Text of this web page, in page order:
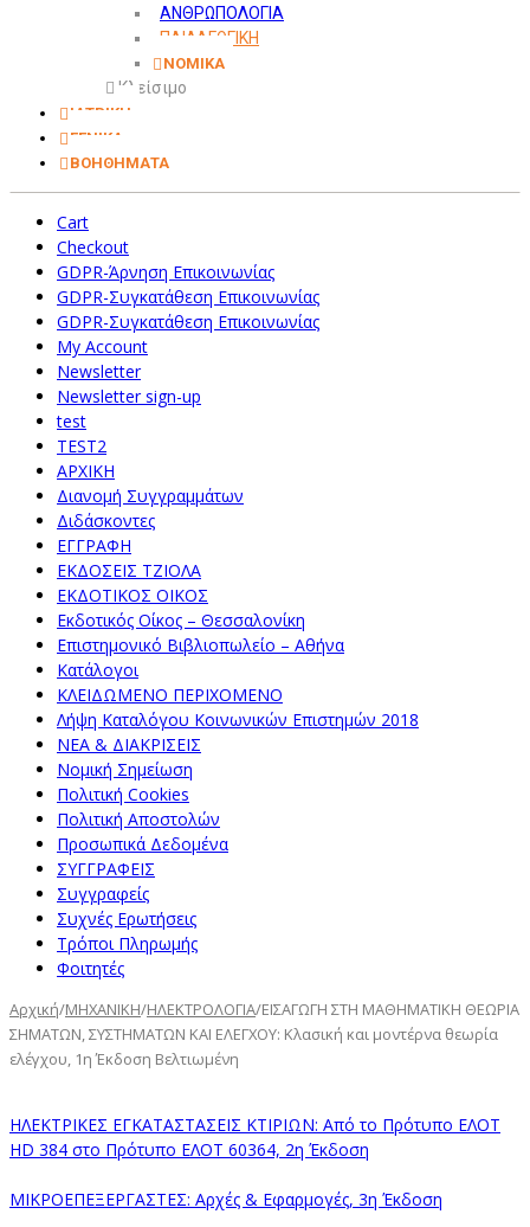
ΑΝΘΡΩΠΟΛΟΓΙΑ
ΠΑΙΔΑΓΩΓΙΚΗ
ΝΟΜΙΚΑ
Κλείσιμο
ΙΑΤΡΙΚΗ
ΓΕΝΙΚΑ
ΒΟΗΘΗΜΑΤΑ
Cart
Checkout
GDPR-Άρνηση Επικοινωνίας
GDPR-Συγκατάθεση Επικοινωνίας
GDPR-Συγκατάθεση Επικοινωνίας
My Account
Newsletter
Newsletter sign-up
test
TEST2
ΑΡΧΙΚΗ
Διανομή Συγγραμμάτων
Διδάσκοντες
ΕΓΓΡΑΦΗ
ΕΚΔΟΣΕΙΣ ΤΖΙΟΛΑ
ΕΚΔΟΤΙΚΟΣ ΟΙΚΟΣ
Εκδοτικός Οίκος – Θεσσαλονίκη
Επιστημονικό Βιβλιοπωλείο – Αθήνα
Κατάλογοι
ΚΛΕΙΔΩΜΕΝΟ ΠΕΡΙΧΟΜΕΝΟ
Λήψη Καταλόγου Κοινωνικών Επιστημών 2018
ΝΕΑ & ΔΙΑΚΡΙΣΕΙΣ
Νομική Σημείωση
Πολιτική Cookies
Πολιτική Αποστολών
Προσωπικά Δεδομένα
ΣΥΓΓΡΑΦΕΙΣ
Συγγραφείς
Συχνές Ερωτήσεις
Τρόποι Πληρωμής
Φοιτητές
Αρχική/ΜΗΧΑΝΙΚΗ/ΗΛΕΚΤΡΟΛΟΓΙΑ/ΕΙΣΑΓΩΓΗ ΣΤΗ ΜΑΘΗΜΑΤΙΚΗ ΘΕΩΡΙΑ
ΣΗΜΑΤΩΝ, ΣΥΣΤΗΜΑΤΩΝ ΚΑΙ ΕΛΕΓΧΟΥ: Κλασική και μοντέρνα θεωρία
ελέγχου, 1η Έκδοση Βελτιωμένη
ΗΛΕΚΤΡΙΚΕΣ ΕΓΚΑΤΑΣΤΑΣΕΙΣ ΚΤΙΡΙΩΝ: Από το Πρότυπο ΕΛΟΤ
HD 384 στο Πρότυπο EΛΟΤ 60364, 2η Έκδοση
ΜΙΚΡΟΕΠΕΞΕΡΓΑΣΤΕΣ: Αρχές & Εφαρμογές, 3η Έκδοση